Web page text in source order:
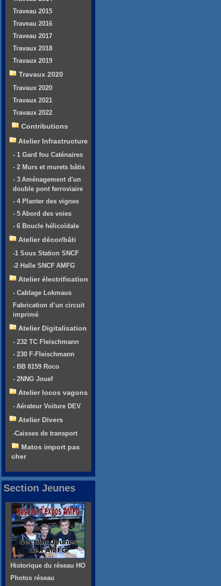
Traveau 2015
Traveau 2016
Traveau 2017
Travaux 2018
Travaux 2019
Travaux 2020
Travaux 2020
Travaux 2021
Travaux 2022
Contributions
Atelier Infrastructure
- 1 Gard fou Caténaires
- 2 Murs et murets bâtis
- 3 Aménagement d'un
double pont ferroviaire
- 4 Planter des vignes
- 5 Abord des voies
- 6 Boucle hélicoïdale
Atelier décor/bâti
-1 Sous Station SNCF
-2 Halle SNCF AMFG
Atelier électrification
- Cablage Lokmaus
Fabrication d’un circuit
imprimé
Atelier Digitalisation
- 232 TC Fleischmann
- 230 F-Fleischmann
- BB 8159 Roco
- 2NNG Jouef
Atelier locos vagons
- Aérateur Voiture DEV
Atelier Divers
-Caisses de transport
Matos import pas
cher
Section Jeunes
Historique du réseau HO
Photos réseau